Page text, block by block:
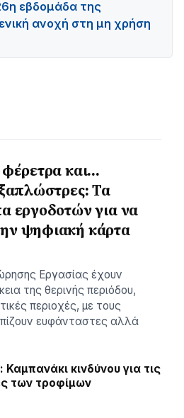
εβδομάδα της
ανοχή στη μη χρήση
και…
Τα
εργοδοτών για να
ψηφιακή κάρτα
Εργασίας έχουν
της θερινής περιόδου,
περιοχές, με τους
ευφάνταστες αλλά
Καμπανάκι κινδύνου για τις
των τροφίμων